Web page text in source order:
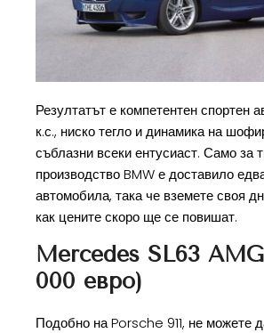
Резултатът е компетентен спортен
к.с., ниско тегло и динамика на
съблазни всеки ентусиаст. Само за
производство BMW е доставило
автомобила, така че вземете своя
как цените скоро ще се повишат.
Mercedes SL63
000 евро)
Подобно на Porsche 911, не можете